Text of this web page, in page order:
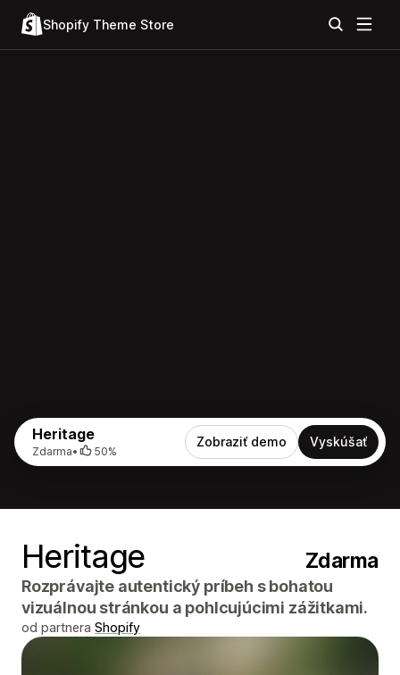
Shopify Theme Store
Heritage
Zdarma• 50%
Zobraziť demo Vyskúšať
Heritage Zdarma
Rozprávajte autentický príbeh s bohatou
vizuálnou stránkou a pohlcujúcimi zážitkami.
od partnera Shopify